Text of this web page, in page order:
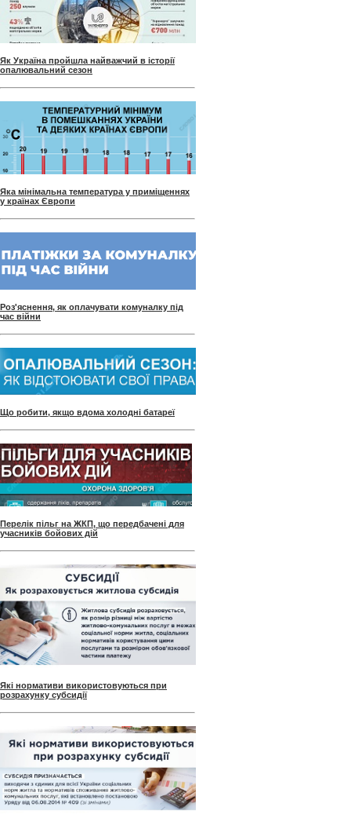
Як Україна пройшла найважчий в історії
опалювальний сезон
Яка мінімальна температура у приміщеннях
у країнах Європи
Роз'яснення, як оплачувати комуналку під
час війни
Що робити, якщо вдома холодні батареї
Перелік пільг на ЖКП, що передбачені для
учасників бойових дій
Які нормативи використовуються при
розрахунку субсидії